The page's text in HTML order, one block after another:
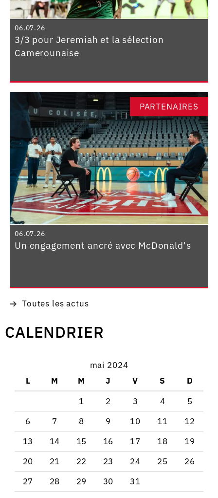
06.07.26
3/3 pour Jeremiah et la sélection
Camerounaise
PARTENAIRES
06.07.26
Un engagement ancré avec McDonald's
Toutes les actus
CALENDRIER
mai 2024
L
M M J V S
D
1
2 3 4
5
6
7 8 9 10 11
12
13
14 15 16 17 18
19
20
21 22 23 24 25
26
27
28 29 30 31